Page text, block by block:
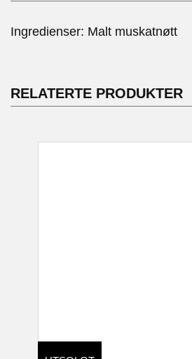
Ingredienser: Malt muskatnøtt
RELATERTE PRODUKTER